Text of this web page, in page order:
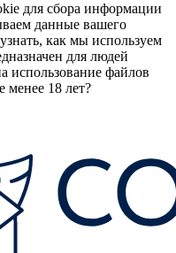
для сбора информации
данные вашего
как мы используем
для людей
использование файлов
менее 18 лет?